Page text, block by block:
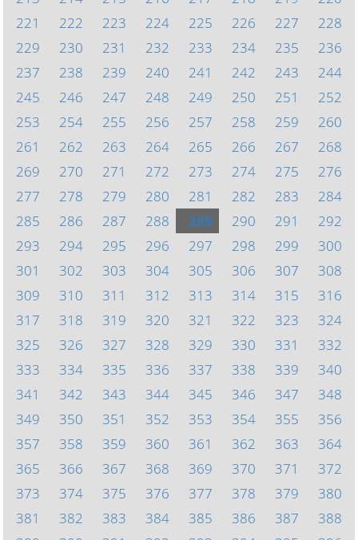
221
222 223 224 225 226 227
228
229
230 231 232 233 234 235
236
237
238 239 240 241 242 243
244
245
246 247 248 249 250 251
252
253
254 255 256 257 258 259
260
261
262 263 264 265 266 267
268
269
270 271 272 273 274 275
276
277
278 279 280 281 282 283
284
285
286 287 288 289 290 291
292
293
294 295 296 297 298 299
300
301
302 303 304 305 306 307
308
309
310 311 312 313 314 315
316
317
318 319 320 321 322 323
324
325
326 327 328 329 330 331
332
333
334 335 336 337 338 339
340
341
342 343 344 345 346 347
348
349
350 351 352 353 354 355
356
357
358 359 360 361 362 363
364
365
366 367 368 369 370 371
372
373
374 375 376 377 378 379
380
381
382 383 384 385 386 387
388